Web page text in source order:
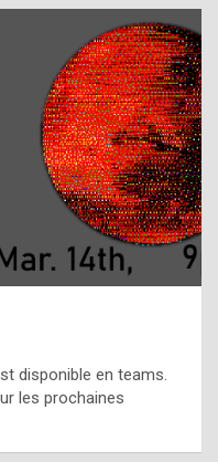
disponible en teams.
les prochaines